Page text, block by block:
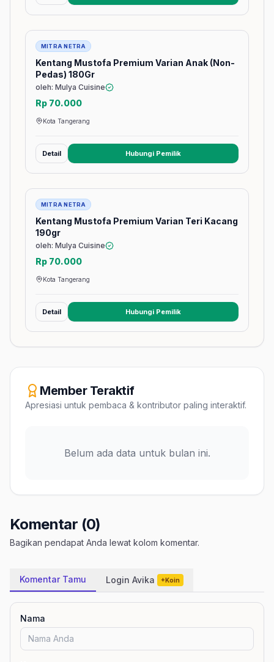
Barang
MITRA NETRA
Kentang Mustofa Premium Varian Anak (Non-
Pedas) 180Gr
oleh: Mulya Cuisine
Rp 70.000
Kota Tangerang
Detail Hubungi Pemilik(membuka tab baru)
Barang
MITRA NETRA
Kentang Mustofa Premium Varian Teri Kacang
190gr
oleh: Mulya Cuisine
Rp 70.000
Kota Tangerang
Detail Hubungi Pemilik(membuka tab baru)
Member Teraktif
Apresiasi untuk pembaca & kontributor paling interaktif.
Belum ada data untuk bulan ini.
Komentar (0)
Bagikan pendapat Anda lewat kolom komentar.
Komentar Tamu Login Avika +Koin
Nama